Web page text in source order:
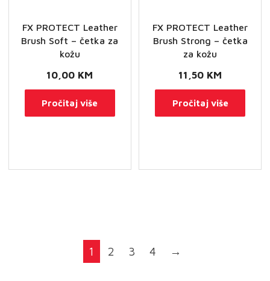
FX PROTECT Leather
Brush Soft – četka za
kožu
10,00 KM
Pročitaj više
FX PROTECT Leather
Brush Strong – četka
za kožu
11,50 KM
Pročitaj više
1 2 3 4 →